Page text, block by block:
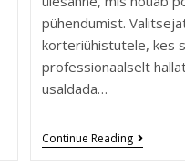
pühendumist.
korteriühistutele, kes
professionaalselt
usaldada…
Continue Reading